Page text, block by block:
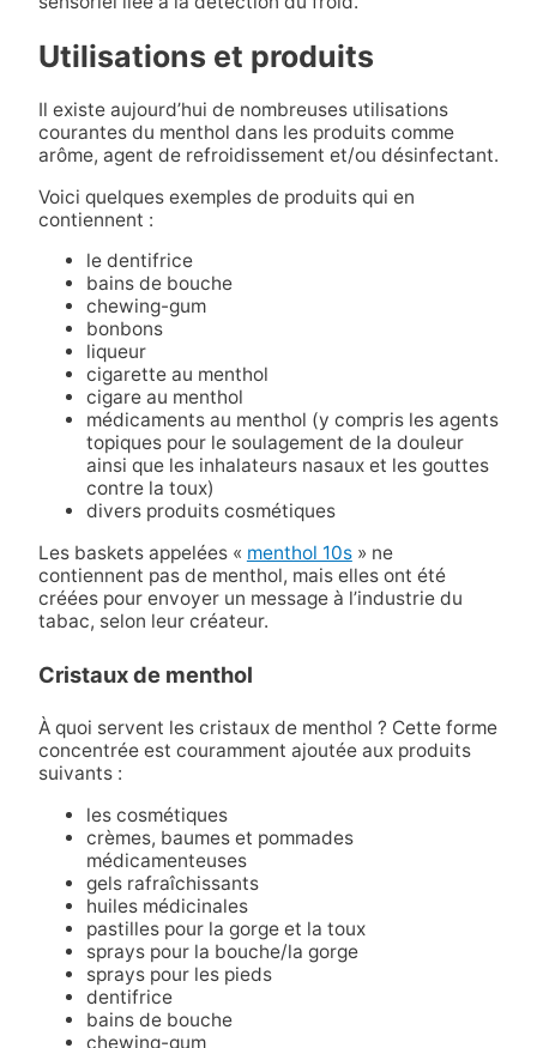
Utilisations et produits
Il existe aujourd’hui de nombreuses utilisations
courantes du menthol dans les produits comme
arôme, agent de refroidissement et/ou désinfectant.
Voici quelques exemples de produits qui en
contiennent :
le dentifrice
bains de bouche
chewing-gum
bonbons
liqueur
cigarette au menthol
cigare au menthol
médicaments au menthol (y compris les agents
topiques pour le soulagement de la douleur
ainsi que les inhalateurs nasaux et les gouttes
contre la toux)
divers produits cosmétiques
Les baskets appelées « menthol 10s» ne
contiennent pas de menthol, mais elles ont été
créées pour envoyer un message à l’industrie du
tabac, selon leur créateur.
Cristaux de menthol
À quoi servent les cristaux de menthol ? Cette forme
concentrée est couramment ajoutée aux produits
suivants :
les cosmétiques
crèmes, baumes et pommades
médicamenteuses
gels rafraîchissants
huiles médicinales
pastilles pour la gorge et la toux
sprays pour la bouche/la gorge
sprays pour les pieds
dentifrice
bains de bouche
chewing-gum